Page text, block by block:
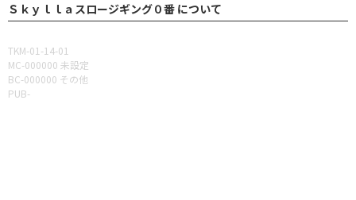
Ｓｋｙｌｌａスロージギング０番 について
TKM-01-14-01
MC-000000 未設定
BC-000000 その他
PUB-